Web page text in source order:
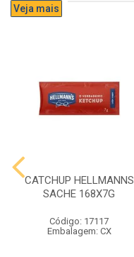
Veja mais
CATCHUP HELLMANNS
SACHE 168X7G
Código: 17117
Embalagem: CX